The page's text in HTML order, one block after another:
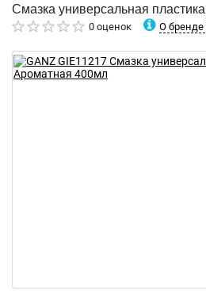
Смазка универсальная
0 оценок О бренде